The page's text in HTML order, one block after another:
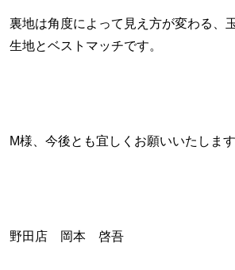
裏地は角度によって見え方が変わる、
生地とベストマッチです。
M様、今後とも宜しくお願いいたします
野田店 岡本 啓吾